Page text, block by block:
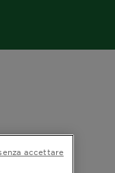
accettare